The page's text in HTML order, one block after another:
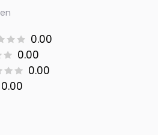
0.00
0.00
0.00
0.00